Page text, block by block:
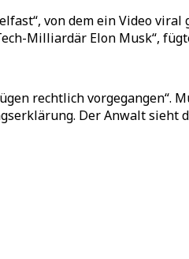
von dem ein Video viral
Milliardär Elon Musk“,
rechtlich vorgegangen“.
Der Anwalt sieht